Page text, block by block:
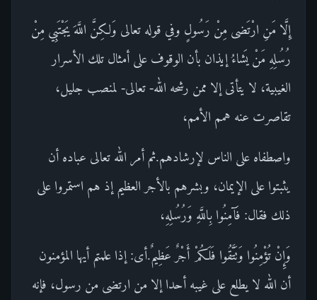
إِلَّا مَنِ ارْتَضى مِنْ رَسُولٍ وفي قوله تعالى وَلكِنَّ اللَّهَ يَجْتَبِي مِنْ
رُسُلِهِ مَنْ يَشاءُ إيذان بأن الوقوف على أمثال تلك الأسرار
الغيبية، لا يتأتى إلا ممن رشحه الله- تعالى- لمنصب جليل،
تقاصرت عنه همم الأمم،
واصطفاه على الناس لإرشادهم.ثم أمر الله تعالى عباده أن
يثبتوا على الإيمان، وبشرهم بالأجر العظيم إذ هم استمروا على
ذلك فقال: فَآمِنُوا بِاللَّهِ وَرُسُلِهِ،
وَإِنْ تُؤْمِنُوا وَتَتَّقُوا فَلَكُمْ أَجْرٌ عَظِيمٌ.أى: إذا علمتم أيها المؤمنون
أن الله لا يطلع على غيبه أحدا إلا من ارتضى من رسول، فإنه